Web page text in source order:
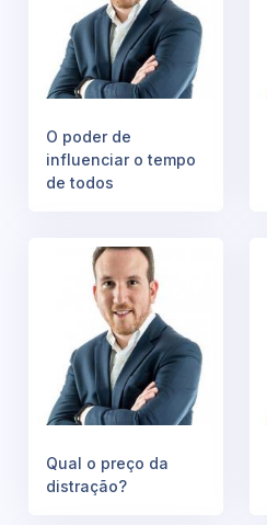
O poder de
influenciar o tempo
de todos
Qual o preço da
distração?